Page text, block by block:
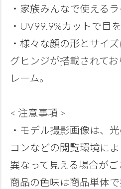
・家族みんなで使えるラ
・UV99.9%カットで目
・様々な顔の形とサイ
グヒンジが搭載されて
レーム。
< 注意事項 >
・モデル撮影画像は、
コンなどの閲覧環境に
異なって見える場合がご
商品の色味は商品単体